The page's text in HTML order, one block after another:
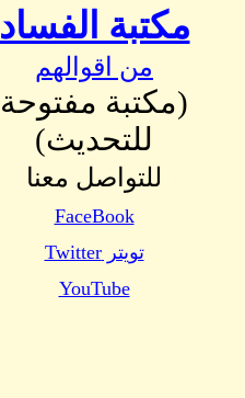
مكتبة الفساد
من اقوالهم
(مكتبة مفتوحة
للتحديث)
للتواصل معنا
FaceBook
تويتر Twitter
YouTube